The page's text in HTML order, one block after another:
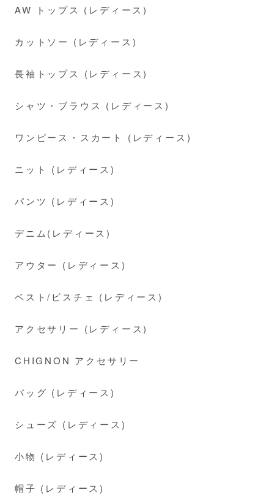
AW トップス (レディース)
カットソー (レディース)
長袖トップス (レディース)
シャツ・ブラウス (レディース)
ワンピース・スカート (レディース)
ニット (レディース)
パンツ (レディース)
デニム(レディース)
アウター (レディース)
ベスト/ビスチェ (レディース)
アクセサリー (レディース)
CHIGNON アクセサリー
バッグ (レディース)
シューズ (レディース)
小物 (レディース)
帽子 (レディース)